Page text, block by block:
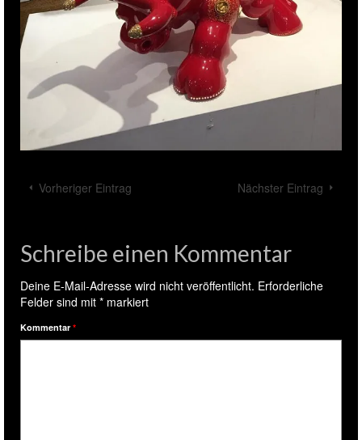
Vorheriger Eintrag Nächster Eintrag
Schreibe einen Kommentar
Deine E-Mail-Adresse wird nicht veröffentlicht. Erforderliche
Felder sind mit * markiert
Kommentar *